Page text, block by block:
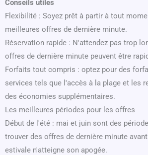
Conseils utiles
Flexibilité : Soyez prêt à partir à tout
meilleures offres de dernière minute.
Réservation rapide : N'attendez pas trop
offres de dernière minute peuvent être
Forfaits tout compris : optez pour des
services tels que l'accès à la plage et les
des économies supplémentaires.
Les meilleures périodes pour les offres
Début de l'été : mai et juin sont des
trouver des offres de dernière minute
estivale n'atteigne son apogée.